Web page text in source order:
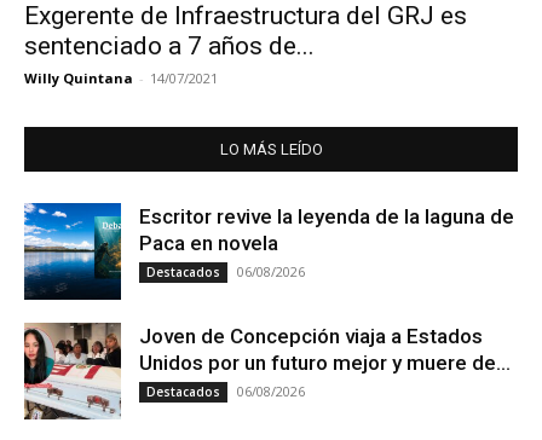
Exgerente de Infraestructura del GRJ es
sentenciado a 7 años de...
Willy Quintana - 14/07/2021
LO MÁS LEÍDO
Escritor revive la leyenda de la laguna de
Paca en novela
Destacados 06/08/2026
Joven de Concepción viaja a Estados
Unidos por un futuro mejor y muere de...
Destacados 06/08/2026